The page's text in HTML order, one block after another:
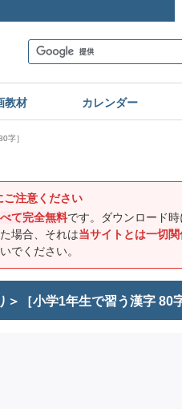
教材 カレンダー
字］
ご注意ください
て完全無料です。ダウンロード
場合、それは当サイトとは一切
でください。
［小学1年生で習う漢字 80字